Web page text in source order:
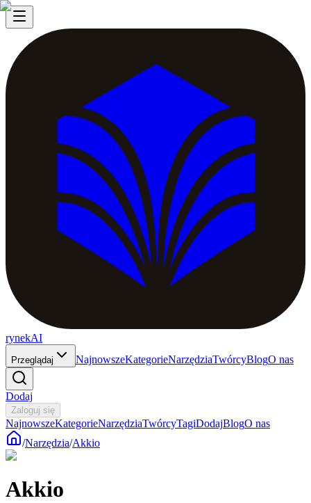
rynekAI
Przeglądaj NajnowszeKategorieNarzędziaTwórcyBlogO nas
Dodaj
Zaloguj się
NajnowszeKategorieNarzędziaTwórcyTagiDodajBlogO nas
/Narzędzia/Akkio
Akkio